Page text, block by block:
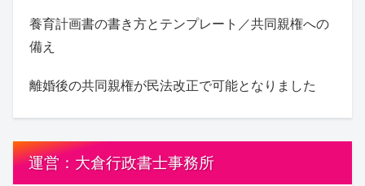
養育計画書の書き方とテンプレート／共同親権への
備え
離婚後の共同親権が民法改正で可能となりました
運営：大倉行政書士事務所